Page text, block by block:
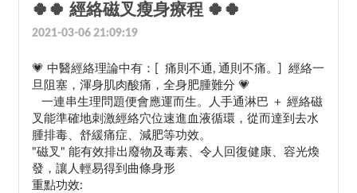
🍀🍀 經絡磁叉瘦身療程 🍀🍀
2021-03-06 21:09:19
💗 中醫經絡理論中有：[  痛則不通, 通則不痛。]  經絡一
旦阻塞，渾身肌肉酸痛，全身肥腫難分 💗
叉能準確地刺激經絡穴位速進血液循環，從而達到去水
腫排毒、舒緩痛症、減肥等功效。
"磁叉" 能有效排出廢物及毒素、令人回復健康、容光煥
發，讓人輕易得到曲條身形
重點功效: